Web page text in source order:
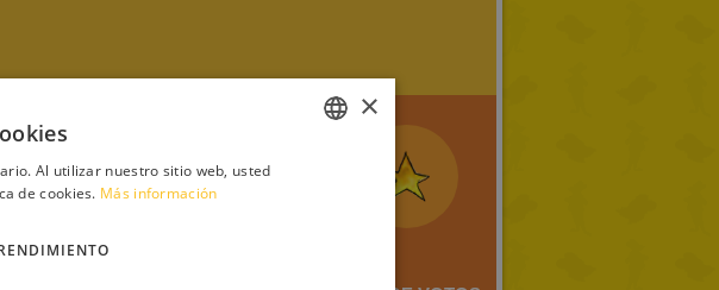
×
Al utilizar nuestro sitio web, usted
de cookies. Más información